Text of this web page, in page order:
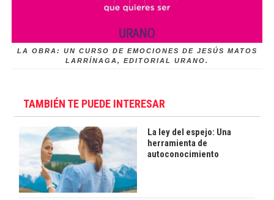
LA OBRA: UN CURSO DE EMOCIONES DE JESÚS MATOS
LARRÍNAGA, EDITORIAL URANO.
TAMBIÉN TE PUEDE INTERESAR
La ley del espejo: Una
herramienta de
autoconocimiento